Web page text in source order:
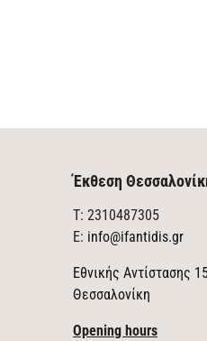
Έκθεση
T: 2310487305
E: info@ifantidis.gr
Εθνικής Αντίστασης
Θεσσαλονίκη
Opening hours